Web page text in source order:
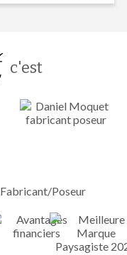
c'est
Fabricant/Poseur